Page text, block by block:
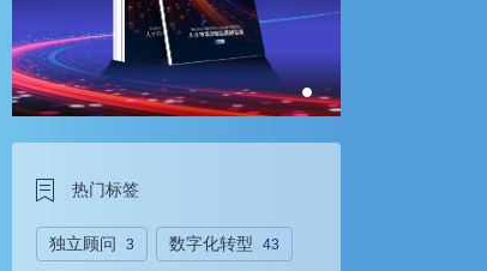
热门标签
独立顾问 3 数字化转型 43